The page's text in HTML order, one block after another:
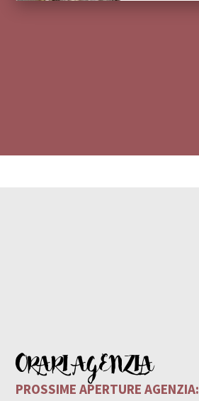
ORARI AGENZIA
PROSSIME APERTURE AGENZIA: